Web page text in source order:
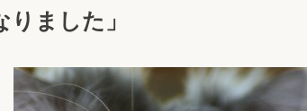
りました」